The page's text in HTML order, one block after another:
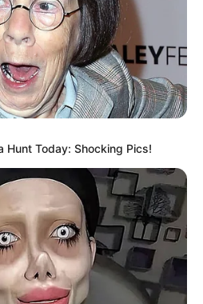
Hunt Today: Shocking Pics!